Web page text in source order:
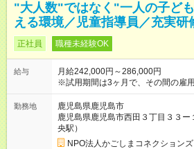
"大人数"ではなく"一人の子ど
える環境／児童指導員／充実研
正社員 職種未経験OK
給与
月給242,000円～286,000円
※試用期間は3ヶ月で、その間の雇
かの条件に変更はありません。 【試用期間】試用期間あり 試用
期間の長さ：3ヶ月 雇用形態、給与
勤務地
鹿児島県鹿児島市
鹿児島県鹿児島市西田３丁目３３
央駅）
NPO法人かごしまコネクションズ